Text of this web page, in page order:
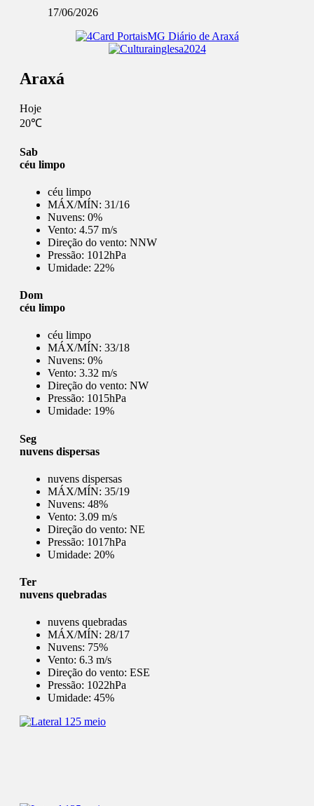
17/06/2026
Araxá
Hoje
20℃
Sab
céu limpo
céu limpo
MÁX/MÍN: 31/16
Nuvens: 0%
Vento: 4.57 m/s
Direção do vento: NNW
Pressão: 1012hPa
Umidade: 22%
Dom
céu limpo
céu limpo
MÁX/MÍN: 33/18
Nuvens: 0%
Vento: 3.32 m/s
Direção do vento: NW
Pressão: 1015hPa
Umidade: 19%
Seg
nuvens dispersas
nuvens dispersas
MÁX/MÍN: 35/19
Nuvens: 48%
Vento: 3.09 m/s
Direção do vento: NE
Pressão: 1017hPa
Umidade: 20%
Ter
nuvens quebradas
nuvens quebradas
MÁX/MÍN: 28/17
Nuvens: 75%
Vento: 6.3 m/s
Direção do vento: ESE
Pressão: 1022hPa
Umidade: 45%